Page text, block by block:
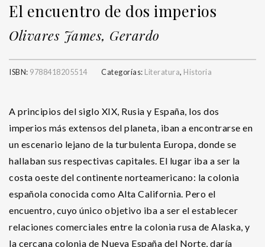
El encuentro de dos imperios
Olivares James, Gerardo
ISBN: 9788418205514 Categorías: Literatura, Historia
A principios del siglo XIX, Rusia y España, los dos
imperios más extensos del planeta, iban a encontrarse en
un escenario lejano de la turbulenta Europa, donde se
hallaban sus respectivas capitales. El lugar iba a ser la
costa oeste del continente norteamericano: la colonia
española conocida como Alta California. Pero el
encuentro, cuyo único objetivo iba a ser el establecer
relaciones comerciales entre la colonia rusa de Alaska, y
la cercana colonia de Nueva España del Norte, daría